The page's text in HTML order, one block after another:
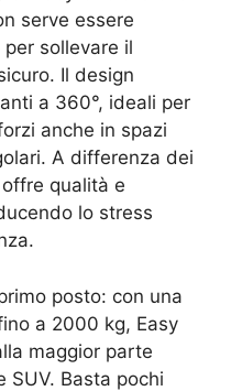
serve essere
sollevare il
Il design
a 360°, ideali per
anche in spazi
A differenza dei
qualità e
lo stress
posto: con una
a 2000 kg, Easy
maggior parte
SUV. Basta pochi